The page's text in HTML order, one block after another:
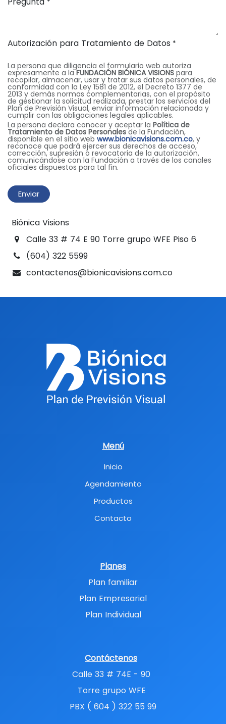
*
Autorización para Tratamiento de Datos *
La persona que diligencia el formulario web autoriza
expresamente a laFUNDACIÓN BIÓNICA VISIONS para
recopilar, almacenar, usar y tratar sus datos personales, de
conformidad con la Ley 1581 de 2012, el Decreto 1377 de
2013 y demás normas complementarias, con el propósito
de gestionar la solicitud realizada, prestar los servicios del
Plan de Previsión Visual, enviar información relacionada y
cumplir con las obligaciones legales aplicables.
La persona declara conocer y aceptar la Política de
Tratamiento de Datos Personales de la Fundación,
disponible en el sitio web www.bionicavisions.com.co, y
reconoce que podrá ejercer sus derechos de acceso,
corrección, supresión o revocatoria de la autorización,
comunicándose con la Fundación a través de los canales
oficiales dispuestos para tal fin.
Enviar
Biónica Visions
Calle 33 # 74 E 90 Torre grupo WFE Piso 6
(604) 322 5599
contactenos@bionicavisions.com.co
Menú
Inicio
Agendamiento
Productos
Contacto
Planes
Plan familiar
Plan Empresarial
Plan Individual
Contáctenos
Calle 33 # 74E - 90
Torre grupo WFE
PBX ( 604 ) 322 55 99